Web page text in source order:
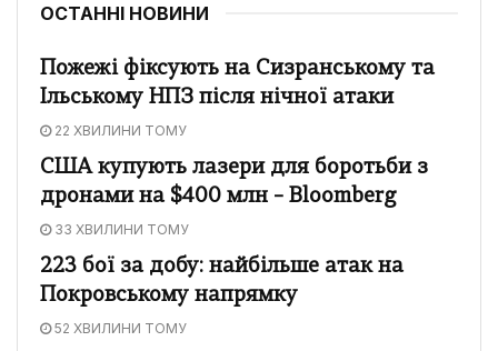
ОСТАННІ НОВИНИ
Пожежі фіксують на Сизранському та
Ільському НПЗ після нічної атаки
22 ХВИЛИНИ ТОМУ
США купують лазери для боротьби з
дронами на $400 млн – Bloomberg
33 ХВИЛИНИ ТОМУ
223 бої за добу: найбільше атак на
Покровському напрямку
52 ХВИЛИНИ ТОМУ